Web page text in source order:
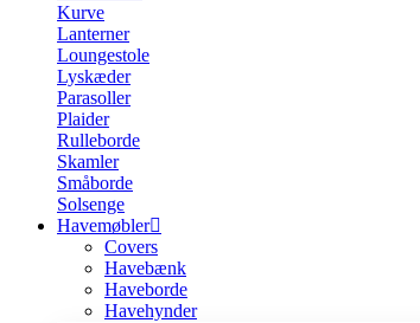
Kurve
Lanterner
Loungestole
Lyskæder
Parasoller
Plaider
Rulleborde
Skamler
Småborde
Solsenge
Havemøbler
Covers
Havebænk
Haveborde
Havehynder